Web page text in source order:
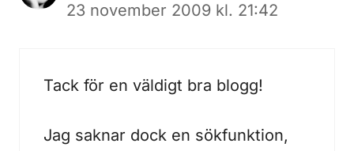
23 november 2009 kl. 21:42
Tack för en väldigt bra blogg!
Jag saknar dock en sökfunktion,